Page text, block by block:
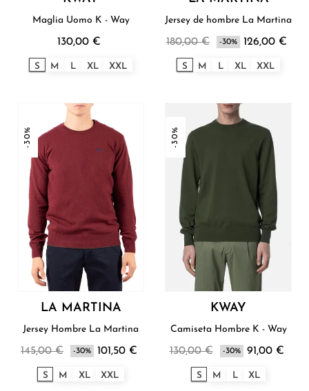
Maglia Uomo K - Way
130,00 €
S M L XL XXL
Jersey de hombre La Martina
180,00 € -30% 126,00 €
S M L XL XXL
-30%
LA MARTINA
Jersey Hombre La Martina
145,00 € -30% 101,50 €
S M XL XXL
-30%
KWAY
Camiseta Hombre K - Way
130,00 € -30% 91,00 €
S M L XL